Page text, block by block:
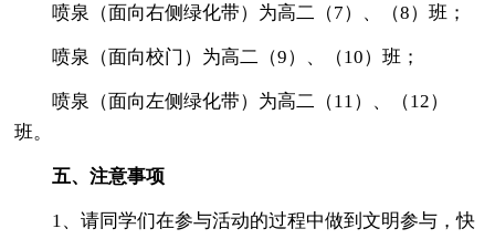
喷泉（面向右侧绿化带）为高二（7）、（8）班；
喷泉（面向校门）为高二（9）、（10）班；
喷泉（面向左侧绿化带）为高二（11）、（12）
班。
五、注意事项
1、请同学们在参与活动的过程中做到文明参与，快